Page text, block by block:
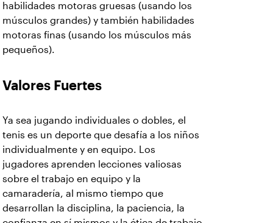
habilidades motoras gruesas (usando los
músculos grandes) y también habilidades
motoras finas (usando los músculos más
pequeños).
Valores Fuertes
Ya sea jugando individuales o dobles, el
tenis es un deporte que desafía a los niños
individualmente y en equipo. Los
jugadores aprenden lecciones valiosas
sobre el trabajo en equipo y la
camaradería, al mismo tiempo que
desarrollan la disciplina, la paciencia, la